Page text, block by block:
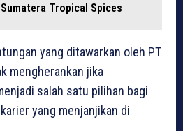
Tropical Spices
yang ditawarkan oleh PT
mengherankan jika
salah satu pilihan bagi
yang menjanjikan di